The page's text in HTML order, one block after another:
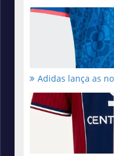
Adidas lança as